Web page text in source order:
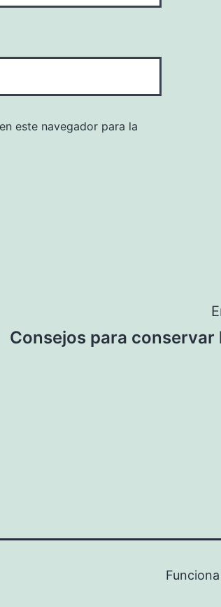
este navegador para la
Consejos para conservar